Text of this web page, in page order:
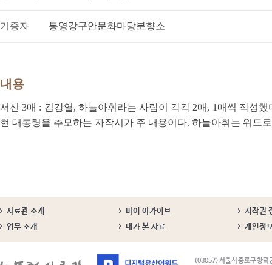
기증자 통영강구안문화마당분향소
내용
서신 3매 : 김강열, 하늘아휘라는 사람이 각각 2매, 1매씩 작성
현 대통령을 추모하는 자작시가 주 내용이다. 하늘아휘는 워드
사료관 소개 마이 아카이브
저작권
업무 소개
내가 본 사료 개인정
(03057) 서울시 종로구 창덕